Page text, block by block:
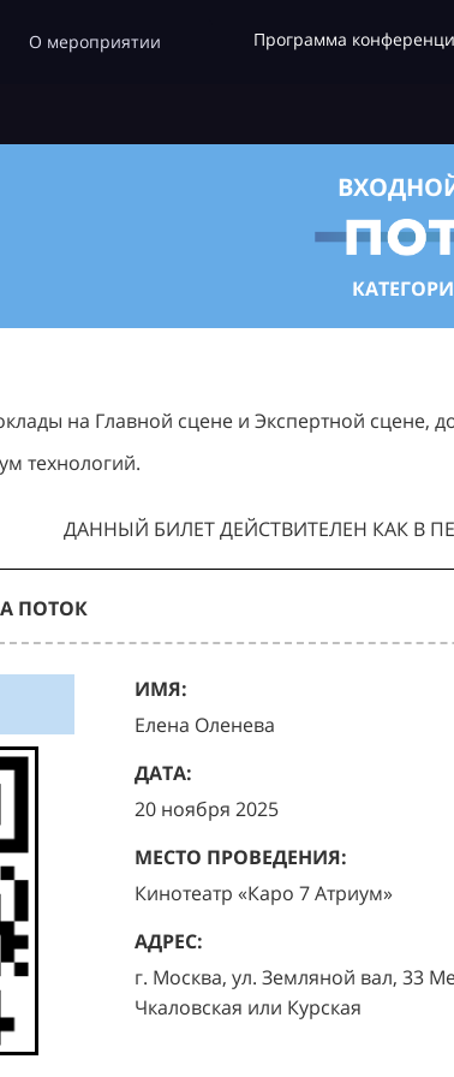
О мероприятии Программа
на Главной сцене и Экспертной сцене,
технологий.
ДАННЫЙ БИЛЕТ ДЕЙСТВИТЕЛЕН КАК В
ПОТОК
ИМЯ:
Елена Оленева
ДАТА:
20 ноября 2025
МЕСТО ПРОВЕДЕНИЯ:
Кинотеатр «Каро 7 Атриум»
АДРЕС:
г. Москва, ул. Земляной вал, 33
Чкаловская или Курская